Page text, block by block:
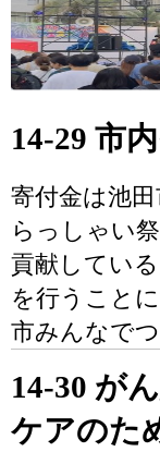
14-29 市
寄付金は池
らっしゃい
貢献してい
を行うこと
市みんなで
14-30 が
ケアのた